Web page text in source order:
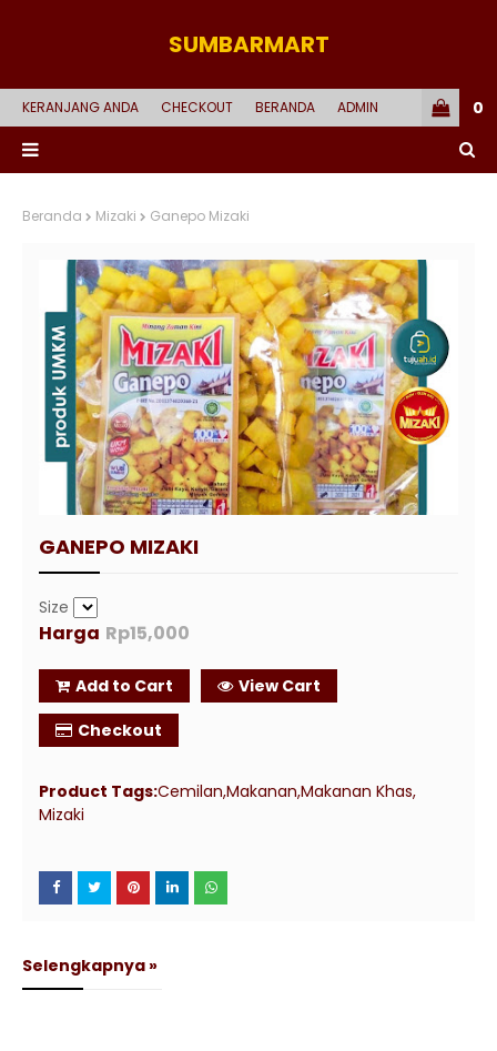
SUMBARMART
KERANJANG ANDA CHECKOUT BERANDA ADMIN 0
Beranda Mizaki Ganepo Mizaki
GANEPO MIZAKI
Size
Harga Rp15,000
Add to Cart
View Cart
Checkout
Product Tags:Cemilan Makanan Makanan Khas
Mizaki
Selengkapnya »